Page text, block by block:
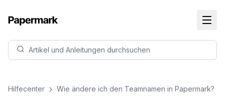
Artikel und Anleitungen durchsuchen
Hilfecenter Wie ändere ich den Teamnamen in Papermark?